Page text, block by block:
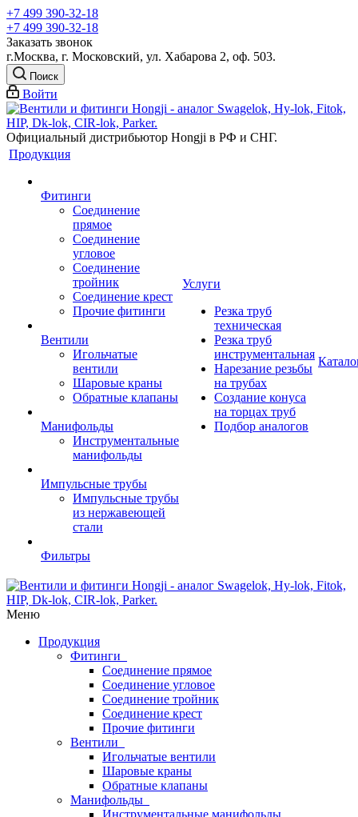
+7 499 390-32-18
+7 499 390-32-18
Заказать звонок
г.Москва, г. Московский, ул. Хабарова 2, оф. 503.
Поиск
Войти
Официальный дистрибьютор Hongji в РФ и СНГ.
Продукция
Фитинги
Соединение
прямое
Соединение
угловое
Соединение
тройник
Соединение крест
Прочие фитинги
Вентили
Игольчатые
вентили
Шаровые краны
Обратные клапаны
Манифольды
Инструментальные
манифольды
Импульсные трубы
Импульсные трубы
из нержавеющей
стали
Фильтры
Услуги
Резка труб
техническая
Резка труб
инструментальная
Нарезание резьбы
на трубах
Создание конуса
на торцах труб
Подбор аналогов
Меню
Продукция
Фитинги
Соединение прямое
Соединение угловое
Соединение тройник
Соединение крест
Прочие фитинги
Вентили
Игольчатые вентили
Шаровые краны
Обратные клапаны
Манифольды
Инструментальные манифольды